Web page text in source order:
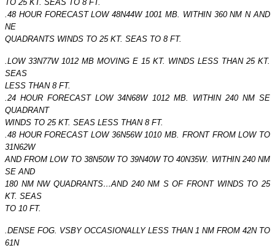
TO 25 KT. SEAS TO 8 FT.
.48 HOUR FORECAST LOW 48N44W 1001 MB. WITHIN 360 NM N AND
NE
QUADRANTS WINDS TO 25 KT. SEAS TO 8 FT.
.LOW 33N77W 1012 MB MOVING E 15 KT. WINDS LESS THAN 25 KT.
SEAS
LESS THAN 8 FT.
.24 HOUR FORECAST LOW 34N68W 1012 MB. WITHIN 240 NM SE
QUADRANT
WINDS TO 25 KT. SEAS LESS THAN 8 FT.
.48 HOUR FORECAST LOW 36N56W 1010 MB. FRONT FROM LOW TO
31N62W
AND FROM LOW TO 38N50W TO 39N40W TO 40N35W. WITHIN 240 NM
SE AND
180 NM NW QUADRANTS…AND 240 NM S OF FRONT WINDS TO 25
KT. SEAS
TO 10 FT.
.DENSE FOG. VSBY OCCASIONALLY LESS THAN 1 NM FROM 42N TO
61N